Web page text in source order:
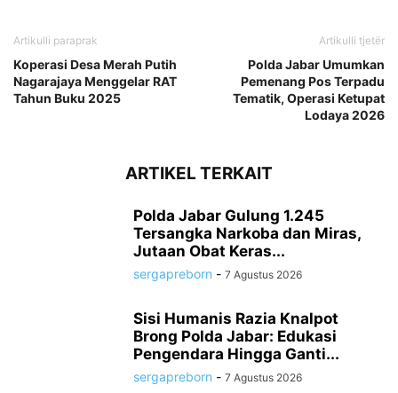
Artikulli paraprak
Koperasi Desa Merah Putih
Nagarajaya Menggelar RAT
Tahun Buku 2025
Artikulli tjetër
Polda Jabar Umumkan
Pemenang Pos Terpadu
Tematik, Operasi Ketupat
Lodaya 2026
ARTIKEL TERKAIT
Polda Jabar Gulung 1.245
Tersangka Narkoba dan Miras,
Jutaan Obat Keras...
sergapreborn - 7 Agustus 2026
Sisi Humanis Razia Knalpot
Brong Polda Jabar: Edukasi
Pengendara Hingga Ganti...
sergapreborn - 7 Agustus 2026